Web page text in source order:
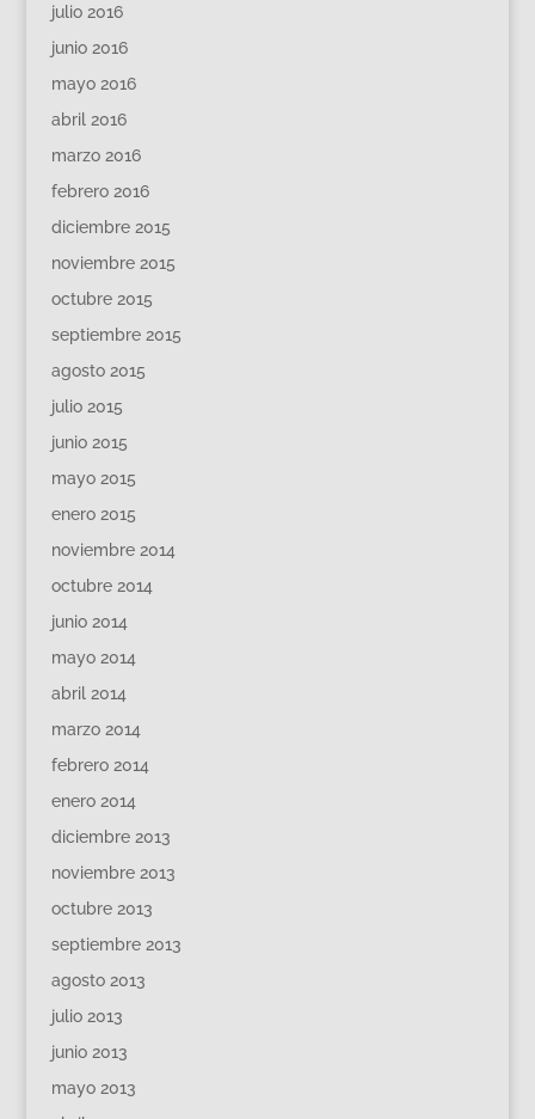
julio 2016
junio 2016
mayo 2016
abril 2016
marzo 2016
febrero 2016
diciembre 2015
noviembre 2015
octubre 2015
septiembre 2015
agosto 2015
julio 2015
junio 2015
mayo 2015
enero 2015
noviembre 2014
octubre 2014
junio 2014
mayo 2014
abril 2014
marzo 2014
febrero 2014
enero 2014
diciembre 2013
noviembre 2013
octubre 2013
septiembre 2013
agosto 2013
julio 2013
junio 2013
mayo 2013